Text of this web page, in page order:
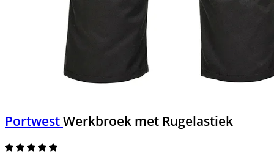
PortwestWerkbroek met Rugelastiek